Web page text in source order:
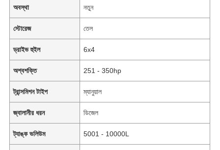
অবস্থা নতুন
স্টোরেজ তেল
ড্রাইভ হুইল 6x4
অশ্বশক্তি 251 - 350hp
ট্রান্সমিশন টাইপ ম্যানুয়াল
জ্বালানীর ধরন ডিজেল
ট্যাঙ্ক ভলিউম 5001 - 10000L